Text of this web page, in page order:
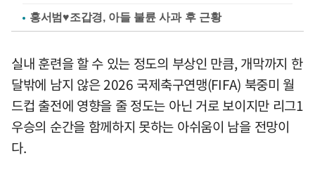
홍서범♥조갑경, 아들 불륜 사과 후 근황
실내 훈련을 할 수 있는 정도의 부상인 만큼, 개막까지 한
달밖에 남지 않은 2026 국제축구연맹(FIFA) 북중미 월
드컵 출전에 영향을 줄 정도는 아닌 거로 보이지만 리그1
우승의 순간을 함께하지 못하는 아쉬움이 남을 전망이
다.